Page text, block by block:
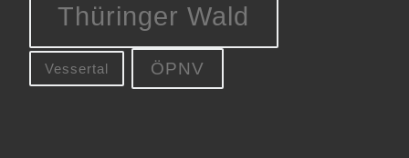
Thüringer Wald
Vessertal ÖPNV